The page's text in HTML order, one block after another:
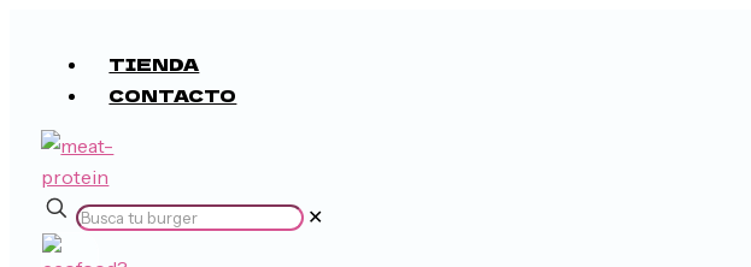
TIENDA
CONTACTO
✕